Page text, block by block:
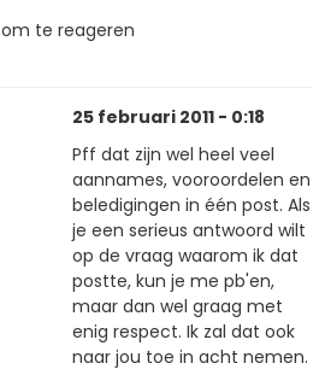
om te reageren
25 februari 2011 - 0:18
Pff dat zijn wel heel veel
aannames, vooroordelen en
beledigingen in één post. Als
je een serieus antwoord wilt
op de vraag waarom ik dat
postte, kun je me pb'en,
maar dan wel graag met
enig respect. Ik zal dat ook
naar jou toe in acht nemen.